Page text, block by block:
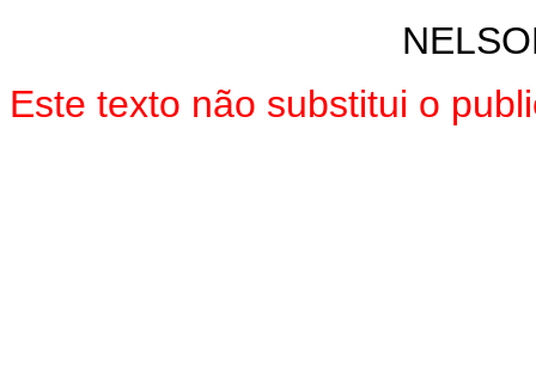
Este texto não substitui o